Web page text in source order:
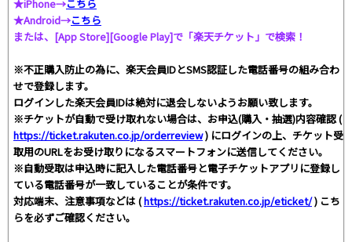
★iPhone→こちら
★Android→こちら
または、[App Store][Google Play]で「楽天チケット」で検索！
※不正購入防止の為に、楽天会員IDとSMS認証した電話番号の組み合わ
せで登録します。
ログインした楽天会員IDは絶対に退会しないようお願い致します。
※チケットが自動で受け取れない場合は、お申込(購入・抽選)内容確認 (
https://ticket.rakuten.co.jp/orderreview) にログインの上、チケット受
取用のURLをお受け取りになるスマートフォンに送信してください。
※自動受取は申込時に記入した電話番号と電子チケットアプリに登録し
ている電話番号が一致していることが条件です。
対応端末、注意事項などは (https://ticket.rakuten.co.jp/eticket/) こち
らを必ずご確認ください。